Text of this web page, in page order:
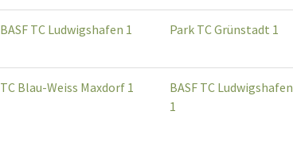
BASF TC Ludwigshafen 1 Park TC Grünstadt 1
TC Blau-Weiss Maxdorf 1
BASF TC Ludwigshafen
1